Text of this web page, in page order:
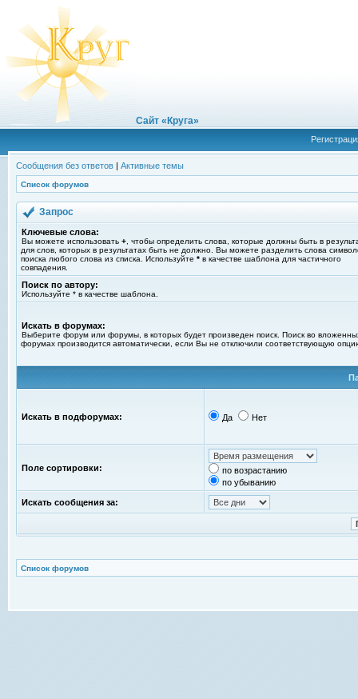
Сайт «Круга»
Сообщения без ответов | Активные темы
Список форумов
Запрос
Ключевые слова:
Вы можете использовать + , чтобы определить слова, которые должны быть в
для слов, которых в результатах быть не должно. Вы можете разделить слова
поиска любого слова из списка. Используйте * в качестве шаблона для частичного
совпадения.
Поиск по автору:
Используйте * в качестве шаблона.
Искать в форумах:
Выберите форум или форумы, в которых будет произведен поиск. Поиск во
форумах производится автоматически, если Вы не отключили соответствующую
Искать в подфорумах: Да Нет
Поле сортировки:
по возрастанию
по убыванию
Искать сообщения за:
Список форумов